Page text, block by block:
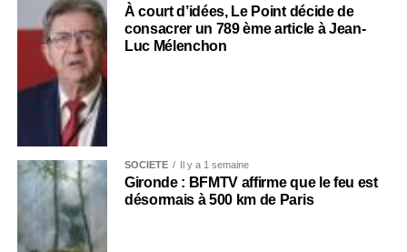
À court d’idées, Le Point décide de
consacrer un 789 ème article à Jean-
Luc Mélenchon
SOCIÉTÉ Il y a 1 semaine
Gironde : BFMTV affirme que le feu est
désormais à 500 km de Paris